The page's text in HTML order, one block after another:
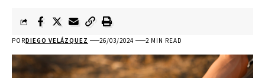
PORDIEGO VELÁZQUEZ 26/03/2024 2 MIN READ